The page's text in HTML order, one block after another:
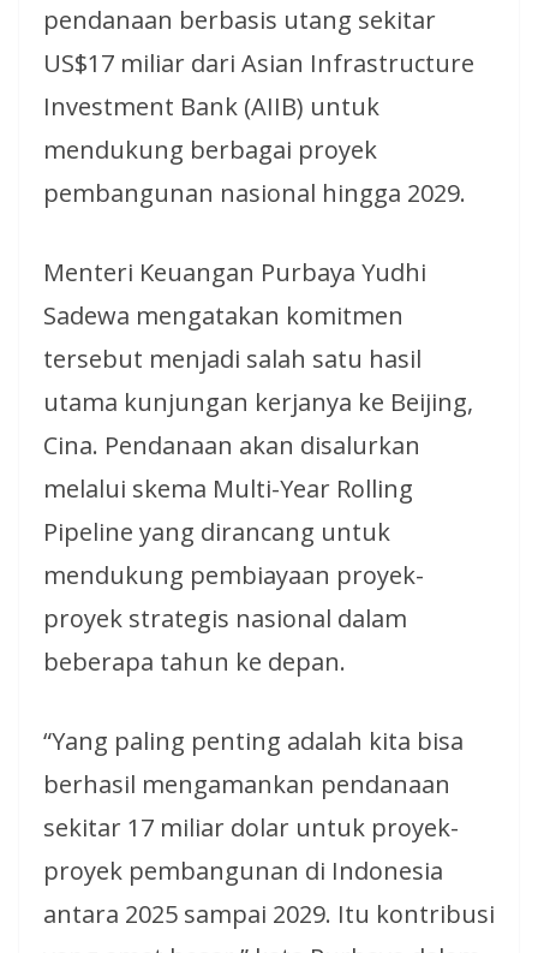
pendanaan berbasis utang sekitar
US$17 miliar dari Asian Infrastructure
Investment Bank (AIIB) untuk
mendukung berbagai proyek
pembangunan nasional hingga 2029.
Menteri Keuangan Purbaya Yudhi
Sadewa mengatakan komitmen
tersebut menjadi salah satu hasil
utama kunjungan kerjanya ke Beijing,
Cina. Pendanaan akan disalurkan
melalui skema Multi-Year Rolling
Pipeline yang dirancang untuk
mendukung pembiayaan proyek-
proyek strategis nasional dalam
beberapa tahun ke depan.
“Yang paling penting adalah kita bisa
berhasil mengamankan pendanaan
sekitar 17 miliar dolar untuk proyek-
proyek pembangunan di Indonesia
antara 2025 sampai 2029. Itu kontribusi